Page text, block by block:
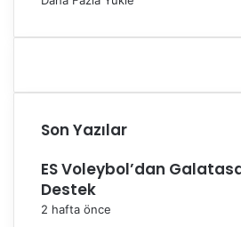
Son Yazılar
ES Voleybol’dan
Destek
2 hafta önce